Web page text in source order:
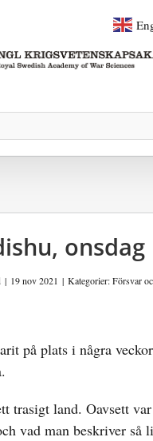
onsdag
| 19 nov 2021 | Kategorier:Försvar
på plats i några
trasigt land. Oavsett
vad man beskriver så